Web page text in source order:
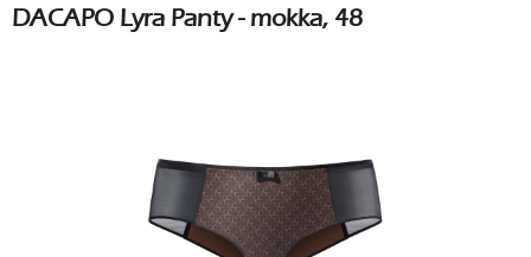
DACAPO Lyra Panty - mokka, 48